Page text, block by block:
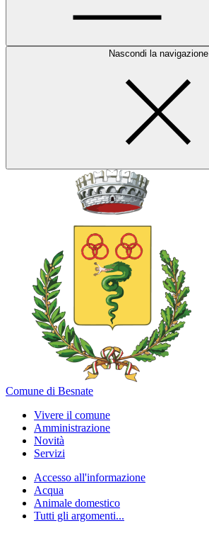
Nascondi la navigazione
Comune di Besnate
Vivere il comune
Amministrazione
Novità
Servizi
Accesso all'informazione
Acqua
Animale domestico
Tutti gli argomenti...